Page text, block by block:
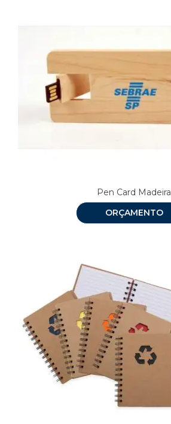
Pen Card Madeira
ORÇAMENTO